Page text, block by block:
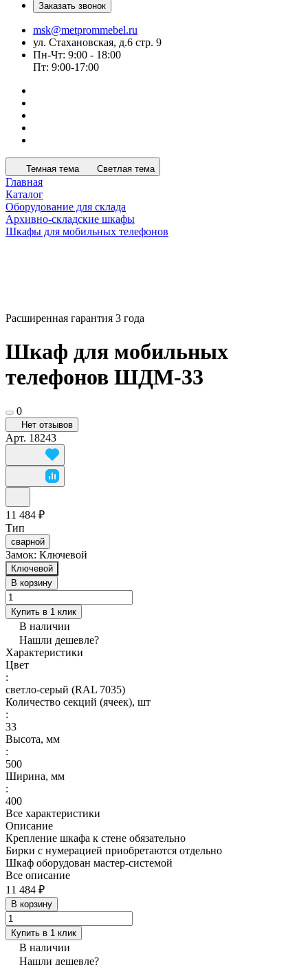
Заказать звонок
msk@metprommebel.ru
ул. Стахановская, д.6 стр. 9
Пн-Чт: 9:00 - 18:00
Пт: 9:00-17:00
Темная тема Светлая тема
Главная
Каталог
Оборудование для склада
Архивно-складские шкафы
Шкафы для мобильных телефонов
Расширенная гарантия 3 года
Шкаф для мобильных
телефонов ШДМ-33
0
Нет отзывов
Арт. 18243
11 484 ₽
Тип
сварной
Замок: Ключевой
Ключевой
В корзину
Купить в 1 клик
В наличии
Нашли дешевле?
Характеристики
Цвет
:
светло-серый (RAL 7035)
Количество секций (ячеек), шт
:
33
Высота, мм
:
500
Ширина, мм
:
400
Все характеристики
Описание
Крепление шкафа к стене обязательно
Бирки с нумерацией приобретаются отдельно
Шкаф оборудован мастер-системой
Все описание
11 484 ₽
В корзину
Купить в 1 клик
В наличии
Нашли дешевле?